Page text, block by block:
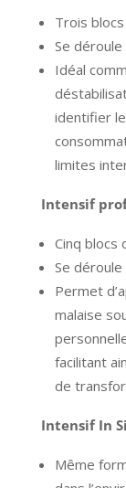
Trois
Se
Idéal
identifier
limites
Intensif
Cinq blocs
Se
Permet
malaise
facilitant
de
Intensif In
Même